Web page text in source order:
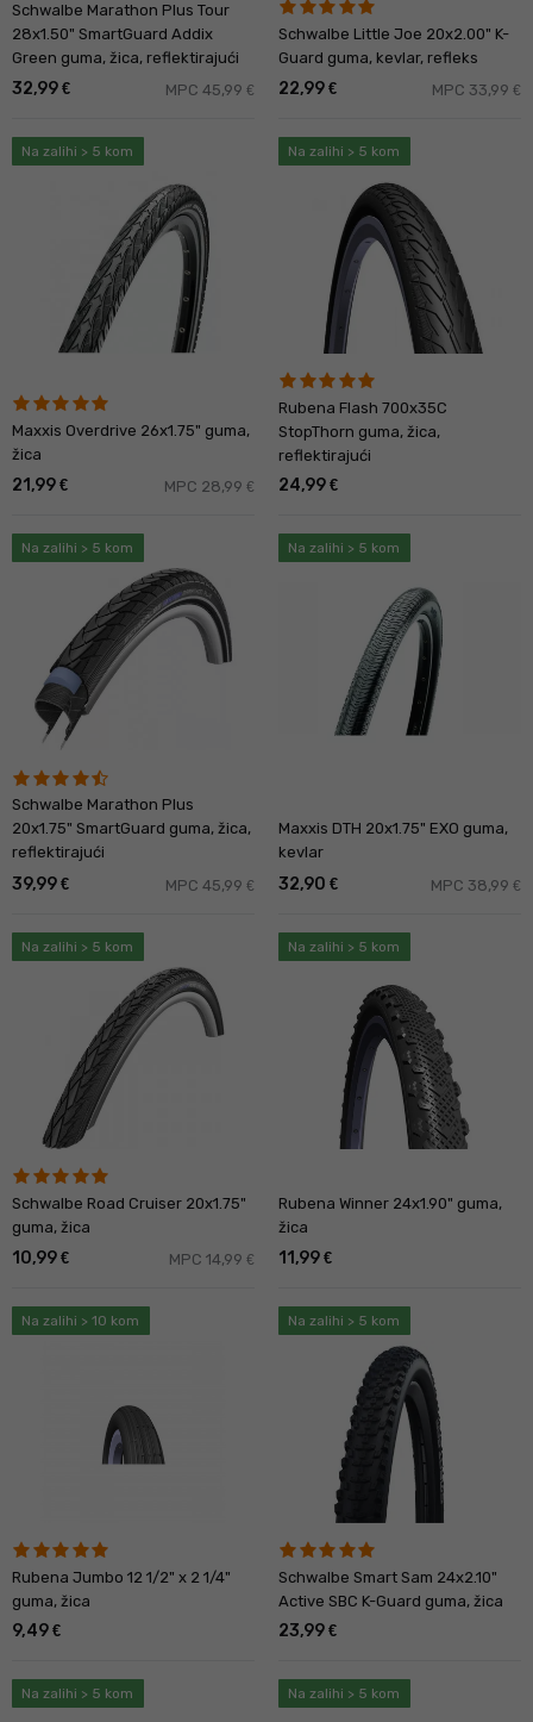
Schwalbe Marathon Plus Tour
28x1.50" SmartGuard Addix
Green guma, žica, reflektirajući
32,99 € MPC 45,99 €
Schwalbe Little Joe 20x2.00" K-
Guard guma, kevlar, refleks
22,99 € MPC 33,99 €
Na zalihi > 5 kom
Maxxis Overdrive 26x1.75" guma,
žica
21,99 € MPC 28,99 €
Na zalihi > 5 kom
Rubena Flash 700x35C
StopThorn guma, žica,
reflektirajući
24,99 €
Na zalihi > 5 kom
Schwalbe Marathon Plus
20x1.75" SmartGuard guma, žica,
reflektirajući
39,99 € MPC 45,99 €
Na zalihi > 5 kom
Maxxis DTH 20x1.75" EXO guma,
kevlar
32,90 € MPC 38,99 €
Na zalihi > 5 kom
Schwalbe Road Cruiser 20x1.75"
guma, žica
10,99 € MPC 14,99 €
Na zalihi > 5 kom
Rubena Winner 24x1.90" guma,
žica
11,99 €
Na zalihi > 10 kom
Rubena Jumbo 12 1/2" x 2 1/4"
guma, žica
9,49 €
Na zalihi > 5 kom
Schwalbe Smart Sam 24x2.10"
Active SBC K-Guard guma, žica
23,99 €
Na zalihi > 5 kom Na zalihi > 5 kom